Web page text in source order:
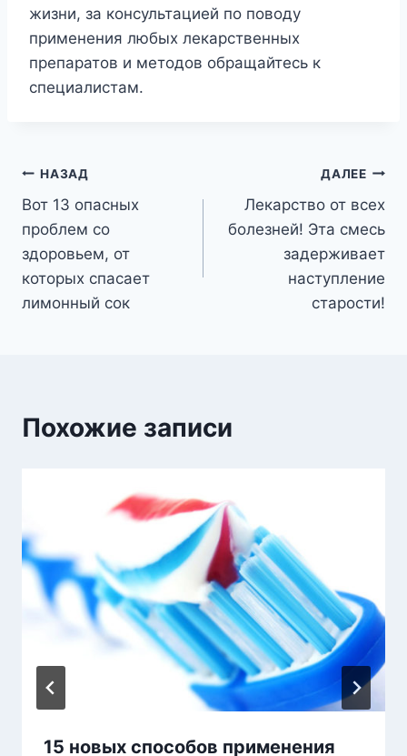
жизни, за консультацией по поводу
применения любых лекарственных
препаратов и методов обращайтесь к
специалистам.
Навигация
по
записям
НАЗАД
Вот 13 опасных
проблем со
здоровьем, от
которых спасает
лимонный сок
ДАЛЕЕ
Лекарство от всех
болезней! Эта смесь
задерживает
наступление
старости!
Похожие записи
15 новых способов применения